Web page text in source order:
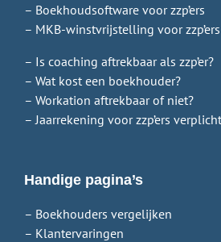
– Boekhoudsoftware voor zzp’ers
– MKB-winstvrijstelling voor zzp’ers
– Is coaching aftrekbaar als zzp’er?
– Wat kost een boekhouder?
– Workation aftrekbaar of niet?
– Jaarrekening voor zzp’ers
Handige pagina’s
– Boekhouders vergelijken
– Klantervaringen